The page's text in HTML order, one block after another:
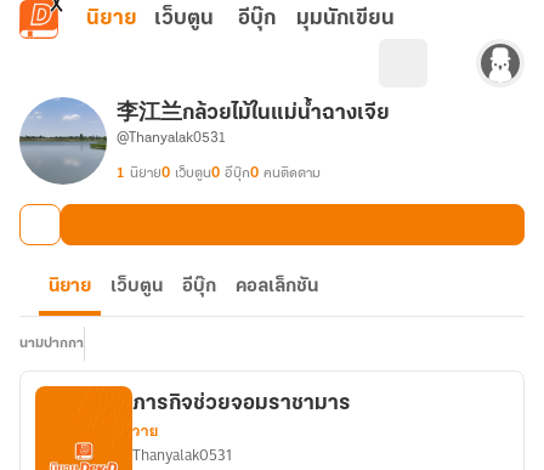
ข้ามไปยังเนื้อหาหลัก
นิยาย เว็บตูน อีบุ๊ก มุมนักเขียน
李江兰กล้วยไม้ในแม่น้ำฉางเจีย
@Thanyalak0531
1 นิยาย0 เว็บตูน0 อีบุ๊ก0 คนติดตาม
นิยาย เว็บตูน อีบุ๊ก คอลเล็กชัน
นามปากกา
ภารกิจช่วยจอมราชามาร
วาย
Thanyalak0531